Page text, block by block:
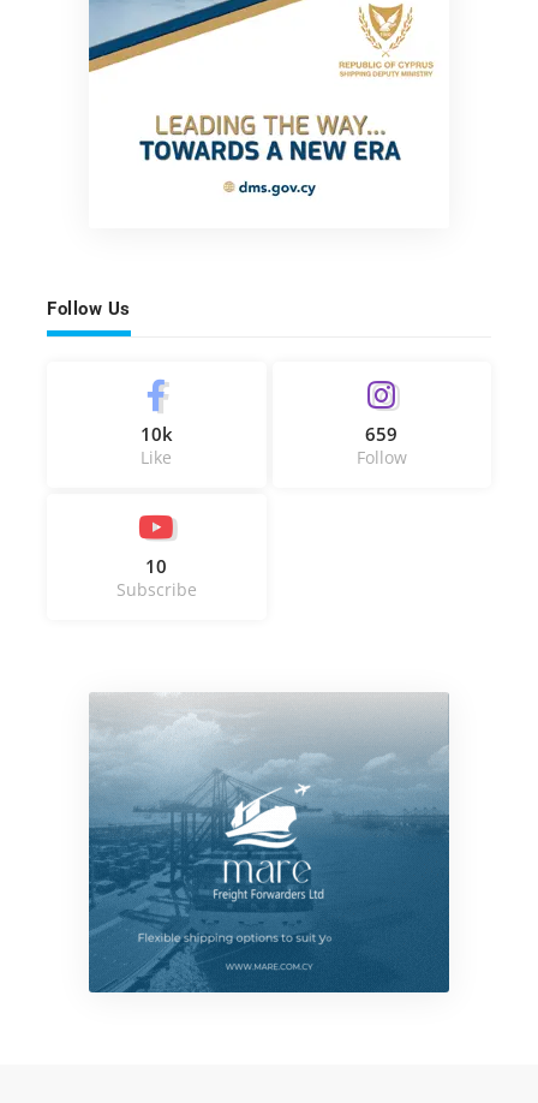
Follow Us
10k
Like
659
Follow
10
Subscribe